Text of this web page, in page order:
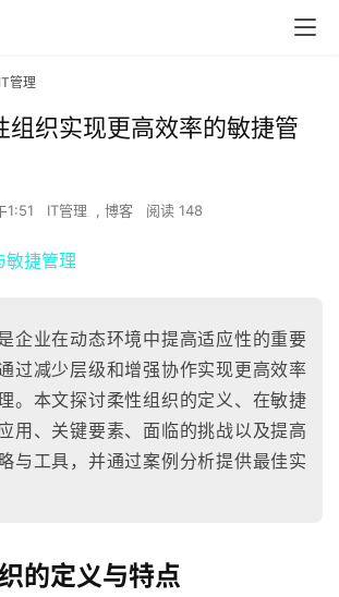
IT管理
组织实现更高效率的敏捷管
1:51 IT管理 , 博客 阅读 148
企业在动态环境中提高适应性的重要
过减少层级和增强协作实现更高效率
。本文探讨柔性组织的定义、在敏捷
用、关键要素、面临的挑战以及提高
与工具，并通过案例分析提供最佳实
的定义与特点